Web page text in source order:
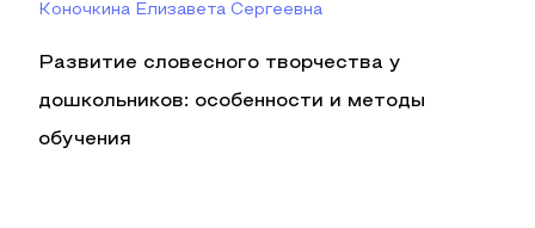
Коночкина Елизавета Сергеевна
Развитие словесного творчества у
дошкольников: особенности и методы
обучения